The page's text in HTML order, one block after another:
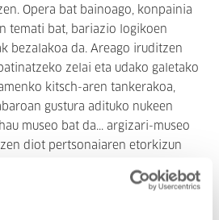
Opera bat bainoago, konpainia
temati bat, bariazio logikoen
bezalakoa da. Areago iruditzen
zelai eta udako galetako
kitsch-aren tankerakoa,
gustura adituko nukeen
museo bat da... argizari-museo
diot pertsonaiaren etorkizun
ez Carmenentzat, ukatu egin